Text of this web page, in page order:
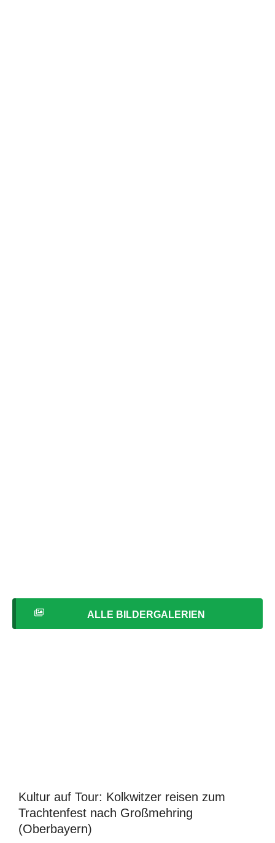
ALLE BILDERGALERIEN
Kultur auf Tour: Kolkwitzer reisen zum
Trachtenfest nach Großmehring
(Oberbayern)